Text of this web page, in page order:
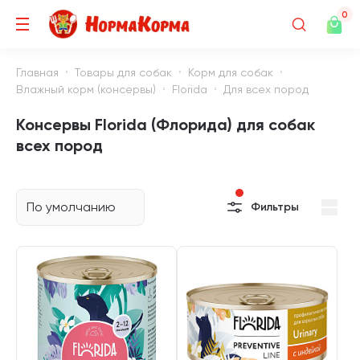
0
Главная Товары для собак
Корм для собак
Влажный корм (консервы)
Florida Для всех пород
Консервы Florida (Флорида) для собак
всех пород
По умолчанию Фильтры